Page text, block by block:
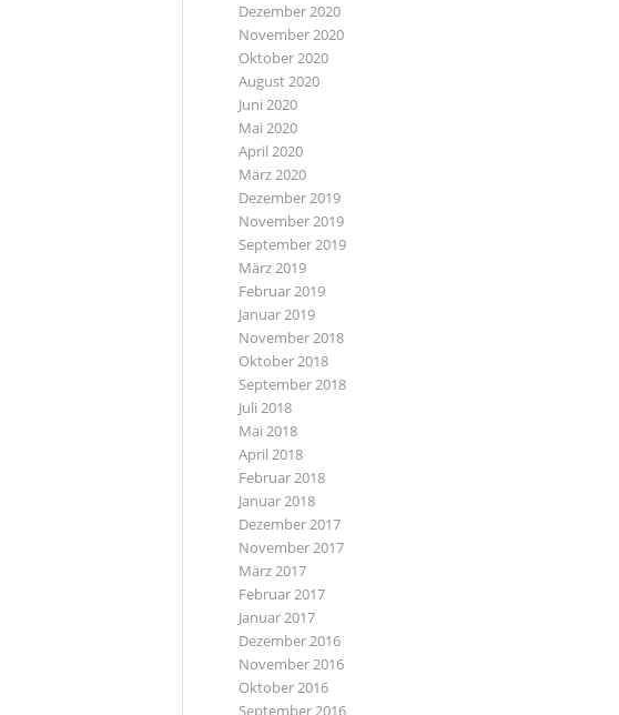
Dezember 2020
November 2020
Oktober 2020
August 2020
Juni 2020
Mai 2020
April 2020
März 2020
Dezember 2019
November 2019
September 2019
März 2019
Februar 2019
Januar 2019
November 2018
Oktober 2018
September 2018
Juli 2018
Mai 2018
April 2018
Februar 2018
Januar 2018
Dezember 2017
November 2017
März 2017
Februar 2017
Januar 2017
Dezember 2016
November 2016
Oktober 2016
September 2016